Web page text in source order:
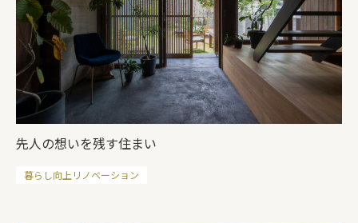
先人の想いを残す住まい
暮らし向上リノベーション